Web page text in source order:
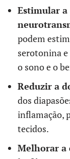
Estimular a
podem
serotonina
o sono e o
Reduzir a
dos
inflamação,
tecidos.
Melhorar a